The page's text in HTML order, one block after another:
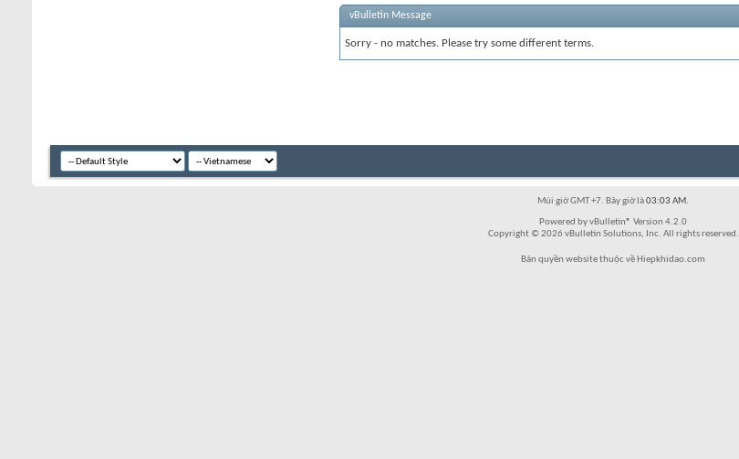
vBulletin Message
Sorry - no matches. Please try some different terms.
Múi giờ GMT +7. Bây giờ là03:03 AM.
Powered by vBulletin® Version 4.2.0
Copyright © 2026 vBulletin Solutions, Inc. All rights reserved.
Bản quyền website thuộc về Hiepkhidao.com